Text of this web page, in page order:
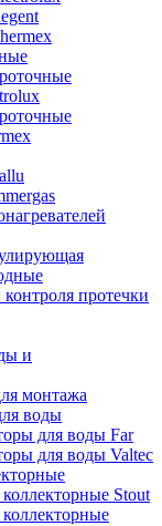
протечки
и
монтажа
воды
для воды Far
для воды Valtec
Stout